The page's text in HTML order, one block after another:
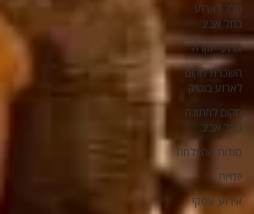
חלל לארוע
בתל אביב
ארועי יוקרה
השכרת מקום
לארוע בוטיק
מקום לחתונה
בתל אביב
סודות ההצלחה
יזמיות
אירוע עסקי